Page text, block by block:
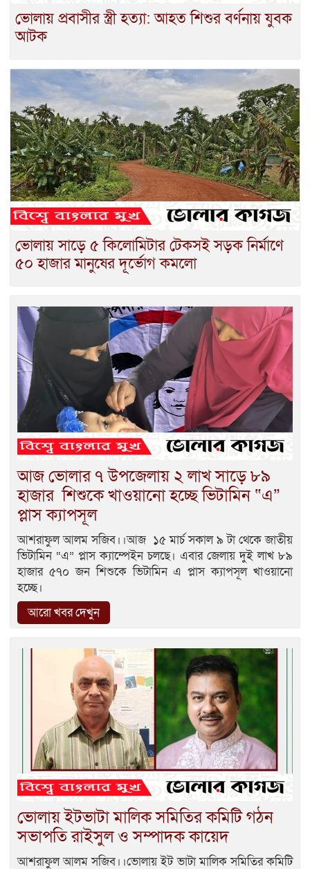
ভোলায় প্রবাসীর স্ত্রী হত্যা: আহত শিশুর বর্ণনায় যুবক
আটক
ভোলায় সাড়ে ৫ কিলোমিটার টেকসই সড়ক নির্মাণে
৫০ হাজার মানুষের দূর্ভোগ কমলো
আজ ভোলার ৭ উপজেলায় ২ লাখ সাড়ে ৮৯
হাজার শিশুকে খাওয়ানো হচ্ছে ভিটামিন “এ”
প্লাস ক্যাপসূল
আশরাফুল আলম সজিব।।আজ ১৫ মার্চ সকাল ৯ টা থেকে জাতীয়
ভিটামিন “এ” প্লাস ক্যাম্পেইন চলছে। এবার জেলায় দুই লাখ ৮৯
হাজার ৫৭০ জন শিশুকে ভিটামিন এ প্লাস ক্যাপসূল খাওয়ানো
হচ্ছে।
আরো খবর দেখুন
ভোলায় ইটভাটা মালিক সমিতির কমিটি গঠন
সভাপতি রাইসুল ও সম্পাদক কায়েদ
আশরাফুল আলম সজিব।।ভোলায় ইট ভাটা মালিক সমিতির কমিটি